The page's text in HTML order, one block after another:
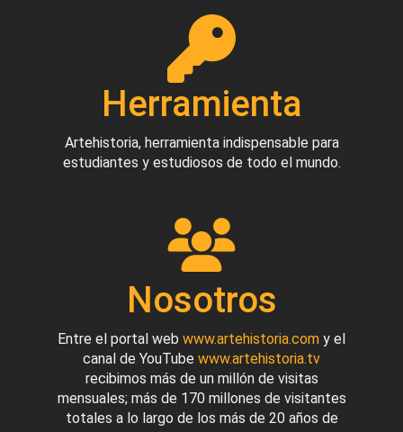
Herramienta
Artehistoria, herramienta indispensable para
estudiantes y estudiosos de todo el mundo.
Nosotros
Entre el portal web www.artehistoria.com y el
canal de YouTube www.artehistoria.tv
recibimos más de un millón de visitas
mensuales; más de 170 millones de visitantes
totales a lo largo de los más de 20 años de